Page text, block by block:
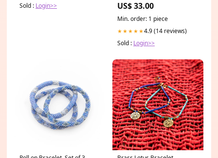
Sold : Login>> US$ 33.00
Min. order: 1 piece
★★★★★4.9 (14 reviews)
Sold : Login>>